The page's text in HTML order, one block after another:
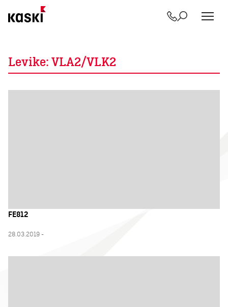
Yhteystiedot
Etsi
Levike: VLA2/VLK2
FE812
28.03.2019 -